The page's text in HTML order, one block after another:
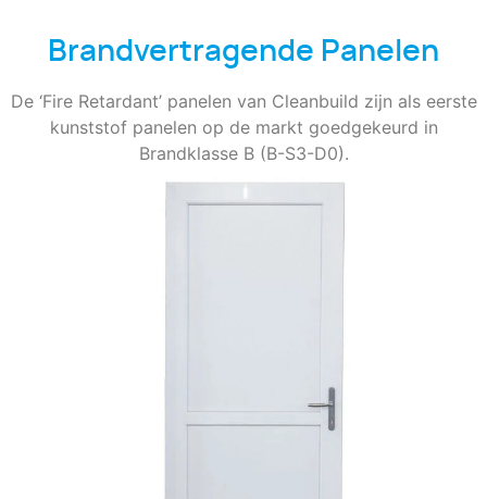
Brandvertragende Panelen
De ‘Fire Retardant’ panelen van Cleanbuild zijn als eerste
kunststof panelen op de markt goedgekeurd in
Brandklasse B (B-S3-D0).